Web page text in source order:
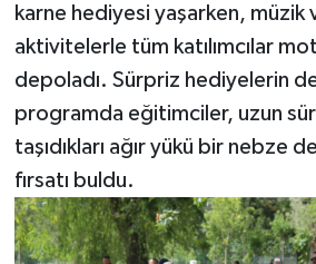
karne hediyesi yaşarken, müzik
aktivitelerle tüm katılımcılar
depoladı. Sürpriz hediyelerin de
programda eğitimciler, uzun
taşıdıkları ağır yükü bir nebze
fırsatı buldu.